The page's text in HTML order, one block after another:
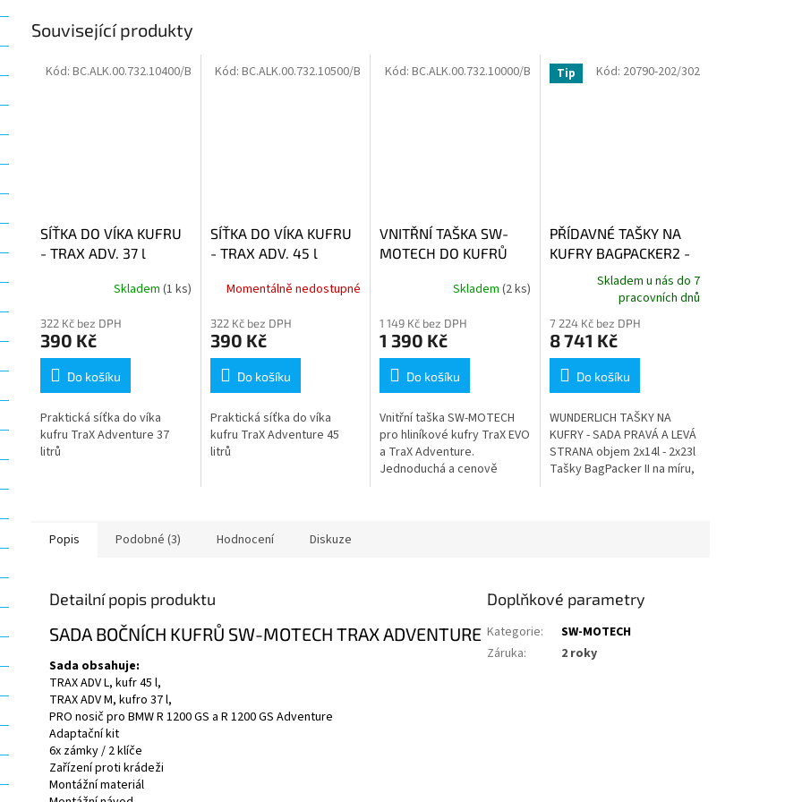
Související produkty
SÍŤKA DO VÍKA KUFRU
- TRAX ADV. 37 l
Skladem (1 ks)
322 Kč bez DPH
390 Kč
Do košíku
Praktická síťka do víka
kufru TraX Adventure 37
litrů
Kód: BC.ALK.00.732.10400/B
SÍŤKA DO VÍKA KUFRU
- TRAX ADV. 45 l
Momentálně nedostupné
322 Kč bez DPH
390 Kč
Do košíku
Praktická síťka do víka
kufru TraX Adventure 45
litrů
Kód: BC.ALK.00.732.10500/B
VNITŘNÍ TAŠKA SW-
MOTECH DO KUFRŮ
Skladem (2 ks)
1 149 Kč bez DPH
1 390 Kč
Do košíku
Vnitřní taška SW-MOTECH
pro hliníkové kufry TraX EVO
a TraX Adventure.
Jednoduchá a cenově
Kód: BC.ALK.00.732.10000/B Tip
PŘÍDAVNÉ TAŠKY NA
KUFRY BAGPACKER2 -
Skladem u nás do 7
pracovních dnů
7 224 Kč bez DPH
8 741 Kč
Do košíku
WUNDERLICH TAŠKY NA
KUFRY - SADA PRAVÁ A LEVÁ
STRANA objem 2x14l - 2x23l
Tašky BagPacker II na míru,
Kód: 20790-202/302
Popis Podobné (3) Hodnocení Diskuze
Detailní popis produktu
SADA BOČNÍCH KUFRŮ SW-MOTECH TRAX ADVENTURE
Sada obsahuje:
TRAX ADV L, kufr 45 l,
TRAX ADV M, kufro 37 l,
PRO nosič pro BMW R 1200 GS a R 1200 GS Adventure
Adaptační kit
6x zámky / 2 klíče
Zařízení proti krádeži
Montážní materiál
Doplňkové parametry
Kategorie:
SW-MOTECH
Záruka: 2 roky